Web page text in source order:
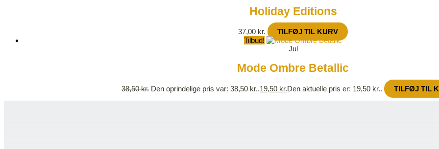
Holiday Editions
37,00 kr.
TILFØJ TIL KURV
Tilbud!
Jul
Mode Ombre Betallic
38,50kr. Den oprindelige pris var: 38,50 kr..19,50 kr.Den aktuelle pris er: 19,50 kr.. TILFØJ TIL